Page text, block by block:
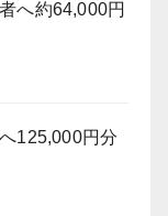
へ約64,000円
125,000円分